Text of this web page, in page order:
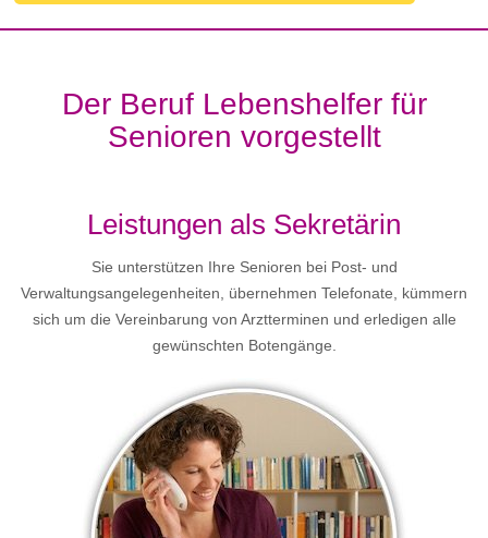
Der Beruf Lebenshelfer für
Senioren vorgestellt
Leistungen als Sekretärin
Sie unterstützen Ihre Senioren bei Post- und
Verwaltungsangelegenheiten, übernehmen Telefonate, kümmern
sich um die Vereinbarung von Arztterminen und erledigen alle
gewünschten Botengänge.